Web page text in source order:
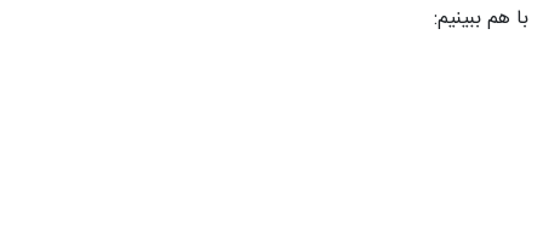
با هم ببینیم: